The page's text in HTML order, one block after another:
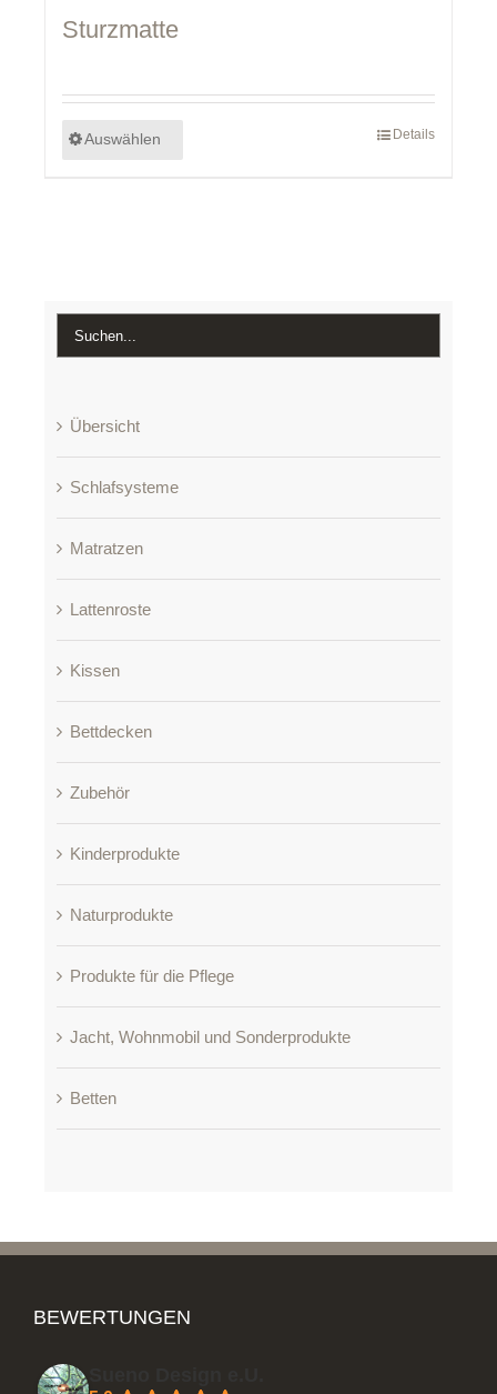
Sturzmatte
Auswählen Details
Übersicht
Schlafsysteme
Matratzen
Lattenroste
Kissen
Bettdecken
Zubehör
Kinderprodukte
Naturprodukte
Produkte für die Pflege
Jacht, Wohnmobil und Sonderprodukte
Betten
BEWERTUNGEN